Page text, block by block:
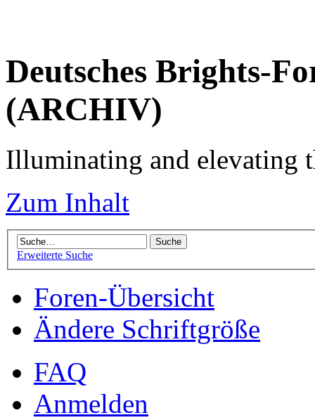
Deutsches Brights-
(ARCHIV)
Illuminating and elevating
Zum Inhalt
Erweiterte Suche
Foren-Übersicht
Ändere Schriftgröße
FAQ
Anmelden